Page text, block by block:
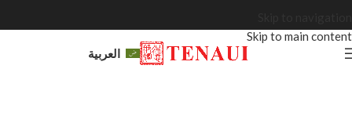
Skip to main content
العربية